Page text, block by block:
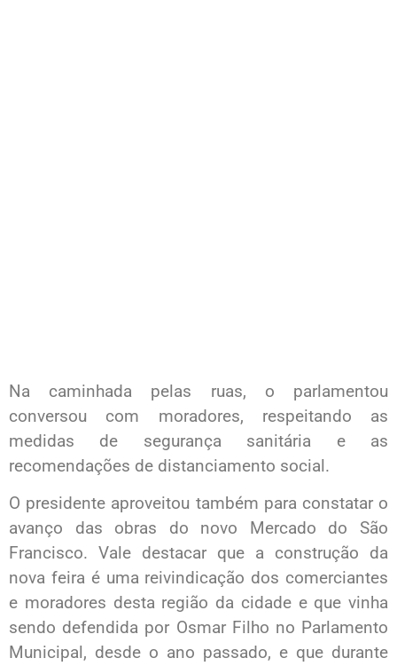
Na caminhada pelas ruas, o parlamentou
conversou com moradores, respeitando as
medidas de segurança sanitária e as
recomendações de distanciamento social.
O presidente aproveitou também para constatar o
avanço das obras do novo Mercado do São
Francisco. Vale destacar que a construção da
nova feira é uma reivindicação dos comerciantes
e moradores desta região da cidade e que vinha
sendo defendida por Osmar Filho no Parlamento
Municipal, desde o ano passado, e que durante